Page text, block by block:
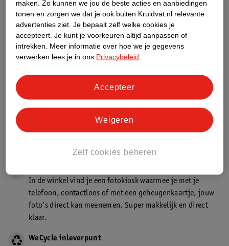
Ook in deze winkel
Kruidvat.nl ophaalpunt
winkel. Zo hoef je niet thuis te blijven voor de Kruidvat
Kruidvat is een gecertificeerd drogist. Dit betekent dat je
winkel én online!
In de winkel vind je een fotokiosk waarmee je met je
telefoon, contactloos of met een geheugenkaartje, jouw
foto’s direct kan meenemen. Super makkelijk en direct
klaar.
WeCycle inleverpunt
maken. Zo kunnen we jou de beste acties en aanbiedingen
tonen en zorgen we dat je ook buiten Kruidvat.nl relevante
advertenties ziet. Je bepaalt zelf welke cookies je
accepteert. Je kunt je voorkeuren altijd aanpassen of
intrekken.
Meer informatie over hoe we je gegevens
verwerken lees je in ons Privacybeleid
Zelf cookies beheren
Weigeren
Accepteer